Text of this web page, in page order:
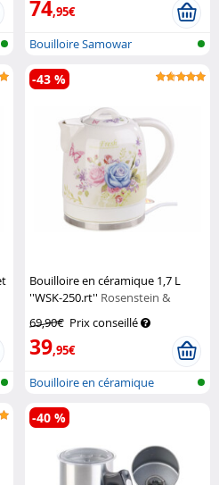
74,95€
Bouilloire Samowar
Bouilloire en céramique 1,7 L
''WSK-250.rt'' Rosenstein &
69,90€ Prix conseillé
39,95€
-43 %
Bouilloire en céramique
-40 %